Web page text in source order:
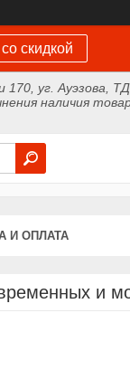
скидкой
170, уг. Ауэзова,
наличия
И ОПЛАТА
и